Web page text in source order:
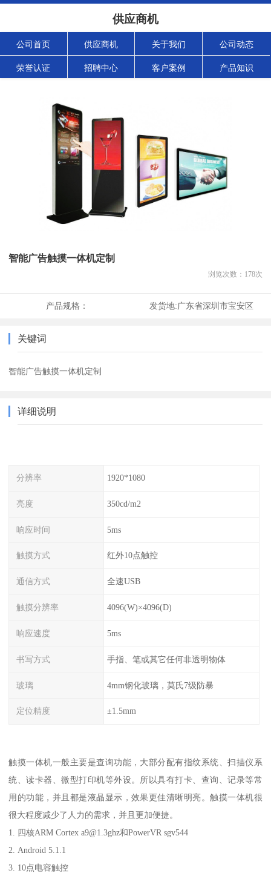
供应商机
公司首页 供应商机 关于我们 公司动态
荣誉认证 招聘中心 客户案例 产品知识
智能广告触摸一体机定制
浏览次数： 178次
产品规格： 发货地:广东省深圳市宝安区
关键词
智能广告触摸一体机定制
详细说明
分辨率 1920*1080
亮度 350cd/m2
响应时间 5ms
触摸方式 红外10点触控
通信方式 全速USB
触摸分辨率 4096(W)×4096(D)
响应速度 5ms
书写方式 手指、笔或其它任何非透明物体
玻璃 4mm钢化玻璃，莫氏7级防暴
定位精度 ±1.5mm
触摸一体机一般主要是查询功能，大部分配有指纹系统、扫描仪系
统、读卡器、微型打印机等外设。所以具有打卡、查询、记录等常
用的功能，并且都是液晶显示，效果更佳清晰明亮。触摸一体机很
很大程度减少了人力的需求，并且更加便捷。
1. 四核ARM Cortex a9@1.3ghz和PowerVR sgv544
2. Android 5.1.1
3. 10点电容触控